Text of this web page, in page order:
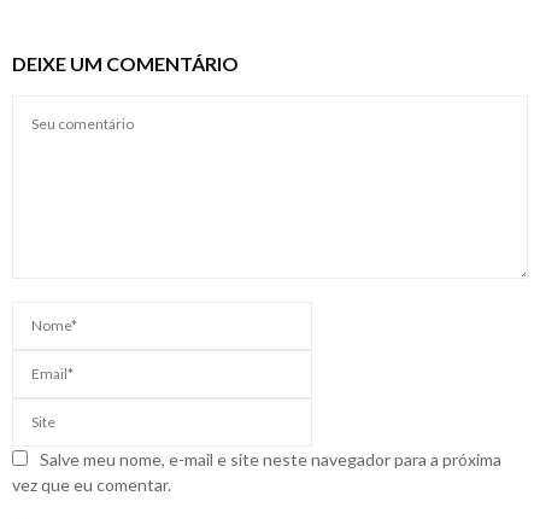
DEIXE UM COMENTÁRIO
Salve meu nome, e-mail e site neste navegador para a próxima
vez que eu comentar.